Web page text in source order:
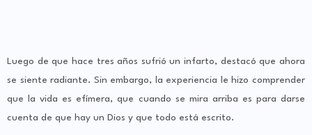
Luego de que hace tres años sufrió un infarto, destacó que ahora
se siente radiante. Sin embargo, la experiencia le hizo comprender
que la vida es efímera, que cuando se mira arriba es para darse
cuenta de que hay un Dios y que todo está escrito.